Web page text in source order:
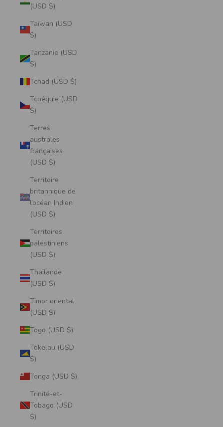
(USD $)
Taïwan (USD
$)
Tanzanie (USD
$)
Tchad (USD $)
Tchéquie (USD
$)
Terres
australes
françaises
(USD $)
Territoire
britannique de
l’océan Indien
(USD $)
Territoires
palestiniens
(USD $)
Thaïlande
(USD $)
Timor oriental
(USD $)
Togo (USD $)
Tokelau (USD
$)
Tonga (USD $)
Trinité-et-
Tobago (USD
$)